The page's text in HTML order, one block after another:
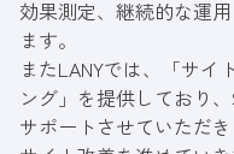
効果測定、継続的な運
ます。
またLANYでは、「サイ
ング」を提供しており
サポートさせていただ